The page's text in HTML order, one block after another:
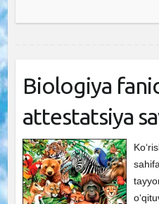
Biologiya
attestatsiya